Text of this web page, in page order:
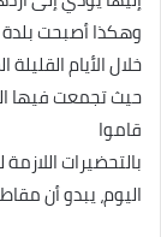
وهكذا أصبحت بلدة
خلال الأيام
حيث تجمعت فيها
قاموا
بالتحضيرات
اليوم، يبدو أن